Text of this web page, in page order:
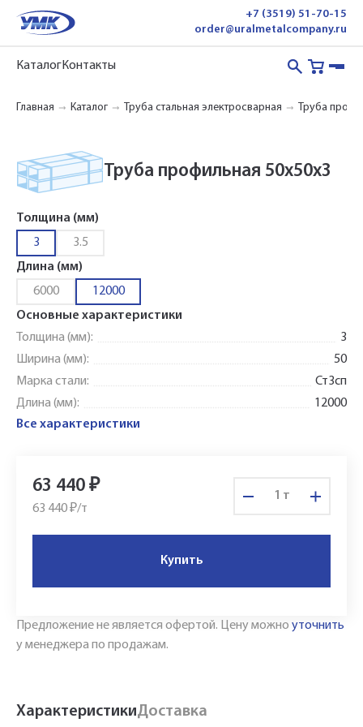
+7 (3519) 51-70-15
order@uralmetalcompany.ru
КаталогКонтакты
Главная Каталог Труба стальная электросварная Труба
Труба профильная 50х50х3
Толщина (мм)
3
3.5
Длина (мм)
6000
12000
Основные характеристики
Толщина (мм):
3
Ширина (мм):
50
Марка стали:
Ст3сп
Длина (мм):
12000
Все характеристики
63 440 ₽
63 440 ₽/т
т
Купить
Предложение не является офертой. Цену можно уточнить
у менеджера по продажам.
ХарактеристикиДоставка
сформировать Ваш заказ и рассчитать его
стоимость прямо по телефону.